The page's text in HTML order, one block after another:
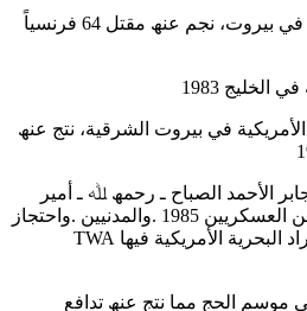
.ﺗﻔﺠﯿﺮ ﻣﻘﺮ اﻟﻘﻮات اﻟﻔﺮﻧﺴﯿﺔ ﻓﻲ ﺑﯿﺮوت، ﻧﺠﻢ ﻋﻨﮫ ﻣﻘﺘﻞ 64 ﻓﺮﻧﺴﯿﺎً
1983
ﻓﻲ ﺑﯿﺮوت اﻟﺸﺮﻗﯿﺔ، ﻧﺘﺞ ﻋﻨﮫ
اﻷﺣﻤﺪ اﻟﺼﺒﺎح ـ رﺣﻤﮫ ﷲ ـ أﻣﯿﺮ
اﻟﻜﻮﯾﺖ. ﻧﺘﺞ ﻋﻨﮫ ﻣﻘﺘﻞ ﻋﺪد ﻣﻦ اﻟﻌﺴﻜﺮﯾﯿﻦ 1985 .واﻟﻤﺪﻧﯿﯿﻦ .واﺣﺘﺠﺎز
39 راﻛﺒﺎً أﻣﺮﯾﻜﯿﺎً وﻗﺘﻞ أﺣﺪ أﻓﺮاد اﻟﺒﺤﺮﯾﺔ اﻷﻣﺮﯾﻜﯿﺔ ﻓﯿﮭﺎ TWA
ﻓﻲ ﻣﻮﺳﻢ اﻟﺤﺞ ﻣﻤﺎ ﻧﺘﺞ ﻋﻨﮫ ﺗﺪاﻓﻊ